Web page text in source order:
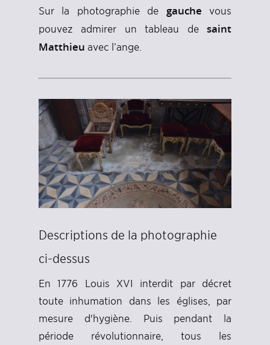
Sur la photographie de gauche vous
pouvez admirer un tableau de saint
Matthieu avec l’ange.
Descriptions de la photographie
ci-dessus
En 1776 Louis XVI interdit par décret
toute inhumation dans les églises, par
mesure d'hygiène. Puis pendant la
période révolutionnaire, tous les